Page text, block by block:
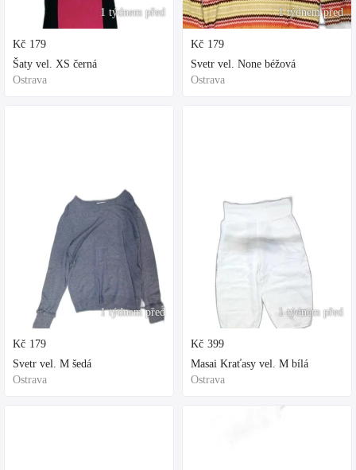
1 týdnem před
Kč 179
Šaty vel. XS černá
Ostrava
1 týdnem před
Kč 179
Svetr vel. M šedá
Ostrava
1 týdnem před
Kč 179
Svetr vel. None béžová
Ostrava
1 týdnem před
Kč 399
Masai Kraťasy vel. M bílá
Ostrava